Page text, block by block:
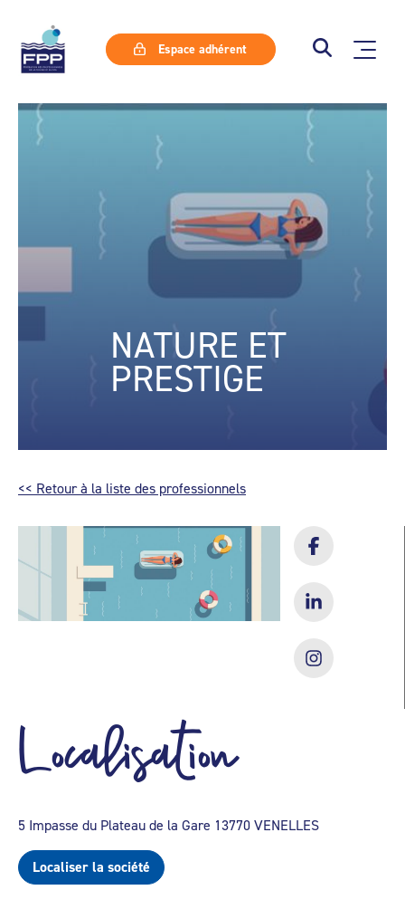
Espace adhérent
NATURE ET
PRESTIGE
<< Retour à la liste des professionnels
Localisation
5 Impasse du Plateau de la Gare 13770 VENELLES
Localiser la société